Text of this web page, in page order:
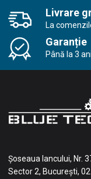
Livrare
La
Garanție
Până la 3 ani
Șoseaua Iancului, Nr.
Sector 2, București,